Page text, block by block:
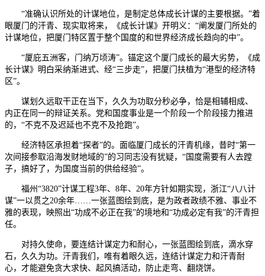
“准确认识所处的计谋地位，是制定总体成长计谋的主要根据。”着
眼厦门的汗青、现实取将来，《成长计谋》开明义：“阐发厦门所处的
计谋地位，把厦门特区置于整个国度的和世界经济成长趋向的中”。
“厦庇五洲客，门纳万顷涛”。锚定这个厦门成长的最大劣势，《成
长计谋》明白采纳渐进式、经“三步走”，把厦门扶植为“港型的经济特
区”。
谋划久远取干正在当下，久久为功取分秒必争，恰是相辅相成、
内正在同一的辩证关系。党和国度事业是一个阶段一个阶段接力推进
的，“不克不及迟延也不克不及抢跑”。
经济特区承担着“探者”的。面临厦门成长的汗青机缘，昔时“第一
次间接参取沿海发财地域的”的习同志没有犹疑，“国度需要有人去蹚
子，搞好了，为国度当前的供给经验”。
福州“3820”计谋工程3年、8年、20年方针如期实现，浙江“八八计
谋”一以贯之20余年……一张蓝图绘到底，是为政者政绩不雅、事业不
雅的表现，映照出“功成不必正在我”的境地和“功成必定有我”的汗青担
任。
对持久使命，要连结计谋定力和耐心，一张蓝图绘到底，滴水穿
石，久久为功。汗青我们，唯有着眼久远，连结计谋定力和汗青耐
心，才能避免贪大求快、起风搞活动，防止走弯、翻烧饼。